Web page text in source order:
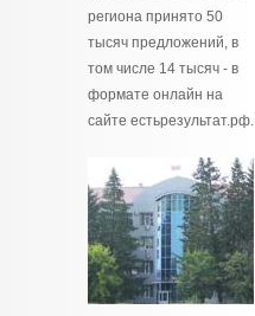
региона принято 50
тысяч предложений, в
том числе 14 тысяч - в
формате онлайн на
сайте естьрезультат.рф.